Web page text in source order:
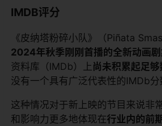
IMDB评分
《皮纳塔粉碎小队》（Piñata
2024年秋季刚刚首播的全新动画
资料库（IMDb）上 尚未积累起足
没有一个具有广泛代表性的IMDb分
这种情况对于新上映的节目来说非
和影响力更多地体现在行业内的前